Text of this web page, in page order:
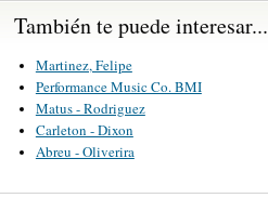
También te puede interesar...
Martinez, Felipe
Performance Music Co. BMI
Matus - Rodriguez
Carleton - Dixon
Abreu - Oliverira